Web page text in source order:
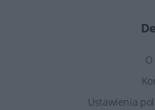
Ustawienia